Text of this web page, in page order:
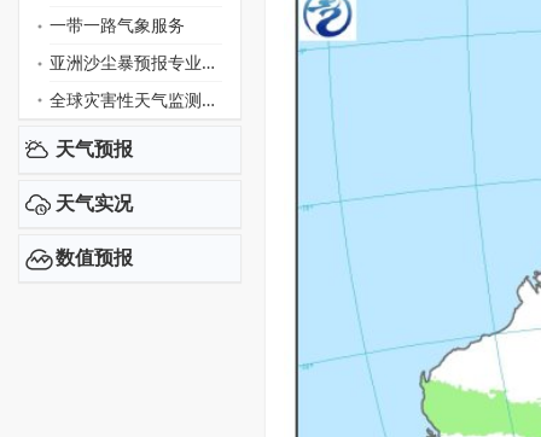
一带一路气象服务
亚洲沙尘暴预报专业气象中心
全球灾害性天气监测预报快讯
天气预报
天气实况
数值预报